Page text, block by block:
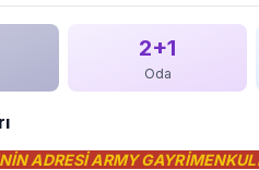
2+1
Oda
ADRESİ ARMY